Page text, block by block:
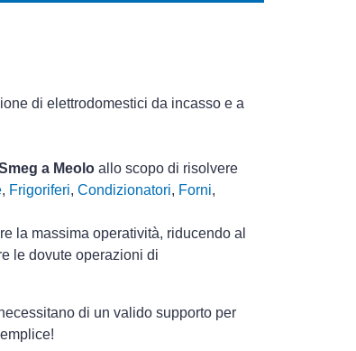
di elettrodomestici da incasso e a
a Meolo allo scopo di risolvere
, Frigoriferi, Condizionatori, Forni,
la massima operatività, riducendo al
le dovute operazioni di
di un valido supporto per